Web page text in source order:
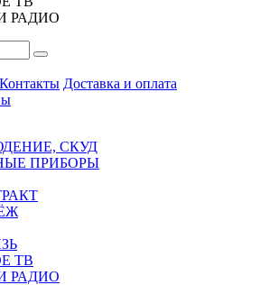
РАДИО
Контакты Доставка и оплата
СКУД
ПРИБОРЫ
ТВ
РАДИО